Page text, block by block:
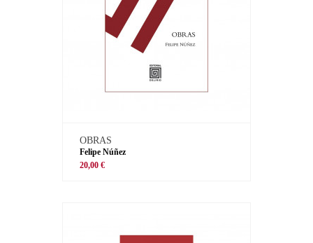
OBRAS
Felipe Núñez
20,00 €